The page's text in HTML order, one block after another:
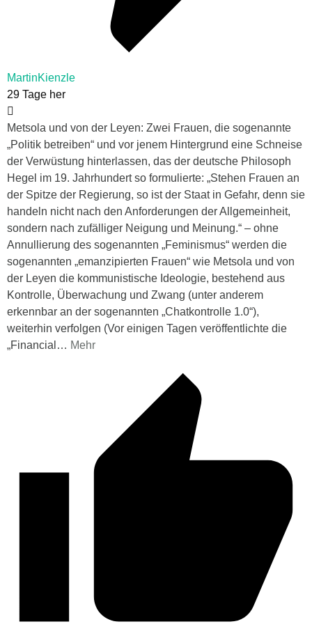
MartinKienzle
29 Tage her
Metsola und von der Leyen: Zwei Frauen, die sogenannte
„Politik betreiben“ und vor jenem Hintergrund eine Schneise
der Verwüstung hinterlassen, das der deutsche Philosoph
Hegel im 19. Jahrhundert so formulierte: „Stehen Frauen an
der Spitze der Regierung, so ist der Staat in Gefahr, denn sie
handeln nicht nach den Anforderungen der Allgemeinheit,
sondern nach zufälliger Neigung und Meinung.“ – ohne
Annullierung des sogenannten „Feminismus“ werden die
sogenannten „emanzipierten Frauen“ wie Metsola und von
der Leyen die kommunistische Ideologie, bestehend aus
Kontrolle, Überwachung und Zwang (unter anderem
erkennbar an der sogenannten „Chatkontrolle 1.0“),
weiterhin verfolgen (Vor einigen Tagen veröffentlichte die
„Financial … Mehr